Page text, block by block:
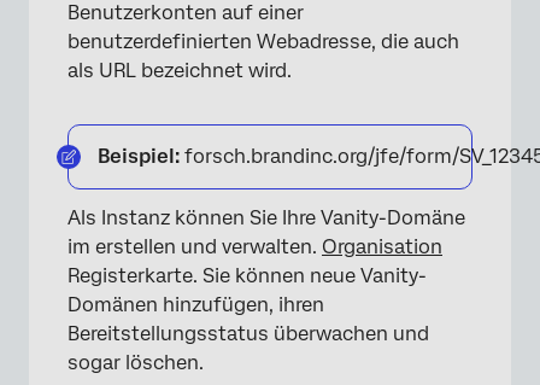
Benutzerkonten auf einer
benutzerdefinierten Webadresse, die auch
als URL bezeichnet wird.
Beispiel: forsch.brandinc.org/jfe/form/
Als Instanz können Sie Ihre Vanity-Domäne
im erstellen und verwalten. Organisation
Registerkarte. Sie können neue Vanity-
Domänen hinzufügen, ihren
Bereitstellungsstatus überwachen und
sogar löschen.